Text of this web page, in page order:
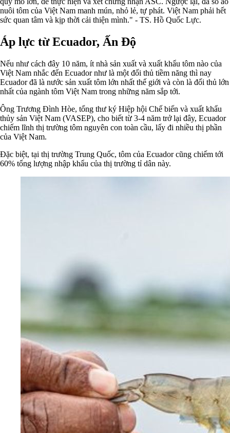
nuôi tôm của Việt Nam manh mún, nhỏ lẻ, tự phát. Việt Nam phải hết
sức quan tâm và kịp thời cải thiện mình." - TS. Hồ Quốc Lực.
Áp lực từ Ecuador, Ấn Độ
Nếu như cách đây 10 năm, ít nhà sản xuất và xuất khẩu tôm nào của
Việt Nam nhắc đến Ecuador như là một đối thủ tiềm năng thì nay
Ecuador đã là nước sản xuất tôm lớn nhất thế giới và còn là đối thủ lớn
nhất của ngành tôm Việt Nam trong những năm sắp tới.
Ông Trương Đình Hòe, tổng thư ký Hiệp hội Chế biến và xuất khẩu
thủy sản Việt Nam (VASEP), cho biết từ 3-4 năm trở lại đây, Ecuador
chiếm lĩnh thị trường tôm nguyên con toàn cầu, lấy đi nhiều thị phần
của Việt Nam.
Đặc biệt, tại thị trường Trung Quốc, tôm của Ecuador cũng chiếm tới
60% tổng lượng nhập khẩu của thị trường tỉ dân này.